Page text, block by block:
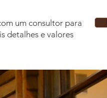
um consultor para
detalhes e valores